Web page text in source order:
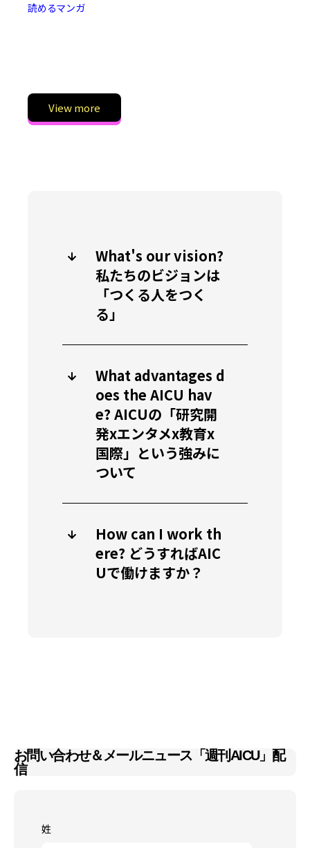
読めるマンガ
View more
What's our vision?
私たちのビジョンは
「つくる人をつく
る」
What advantages d
oes the AICU hav
e? AICUの「研究開
発xエンタメx教育x
国際」という強みに
ついて
How can I work th
ere? どうすればAIC
Uで働けますか？
お問い合わせ＆メールニュース「週刊AICU」配
信
姓